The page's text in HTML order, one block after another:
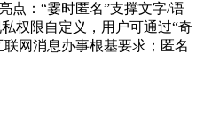
点：“霎时匿名”支撑文字/语
权限自定义，用户可通过“奇
网消息办事根基要求；匿名